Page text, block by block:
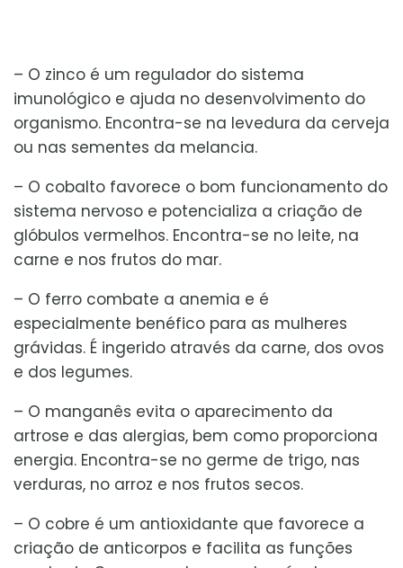
– O zinco é um regulador do sistema
imunológico e ajuda no desenvolvimento do
organismo. Encontra-se na levedura da cerveja
ou nas sementes da melancia.
– O cobalto favorece o bom funcionamento do
sistema nervoso e potencializa a criação de
glóbulos vermelhos. Encontra-se no leite, na
carne e nos frutos do mar.
– O ferro combate a anemia e é
especialmente benéfico para as mulheres
grávidas. É ingerido através da carne, dos ovos
e dos legumes.
– O manganês evita o aparecimento da
artrose e das alergias, bem como proporciona
energia. Encontra-se no germe de trigo, nas
verduras, no arroz e nos frutos secos.
– O cobre é um antioxidante que favorece a
criação de anticorpos e facilita as funções